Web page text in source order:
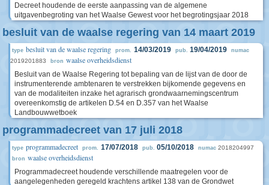
Decreet houdende de eerste aanpassing van de algemene
uitgavenbegroting van het Waalse Gewest voor het begrotingsjaar 2018
besluit van de waalse regering van 14 maart 2019
type besluit van de waalse regering prom. 14/03/2019 pub. 19/04/2019 numac
2019201883 bron waalse overheidsdienst
Besluit van de Waalse Regering tot bepaling van de lijst van de door de
instrumenterende ambtenaren te verstrekken bijkomende gegevens en
van de modaliteiten inzake het agrarisch grondwaarnemingscentrum
overeenkomstig de artikelen D.54 en D.357 van het Waalse
Landbouwwetboek
programmadecreet van 17 juli 2018
type programmadecreet prom. 17/07/2018 pub. 05/10/2018 numac 2018204997
bron waalse overheidsdienst
Programmadecreet houdende verschillende maatregelen voor de
aangelegenheden geregeld krachtens artikel 138 van de Grondwet